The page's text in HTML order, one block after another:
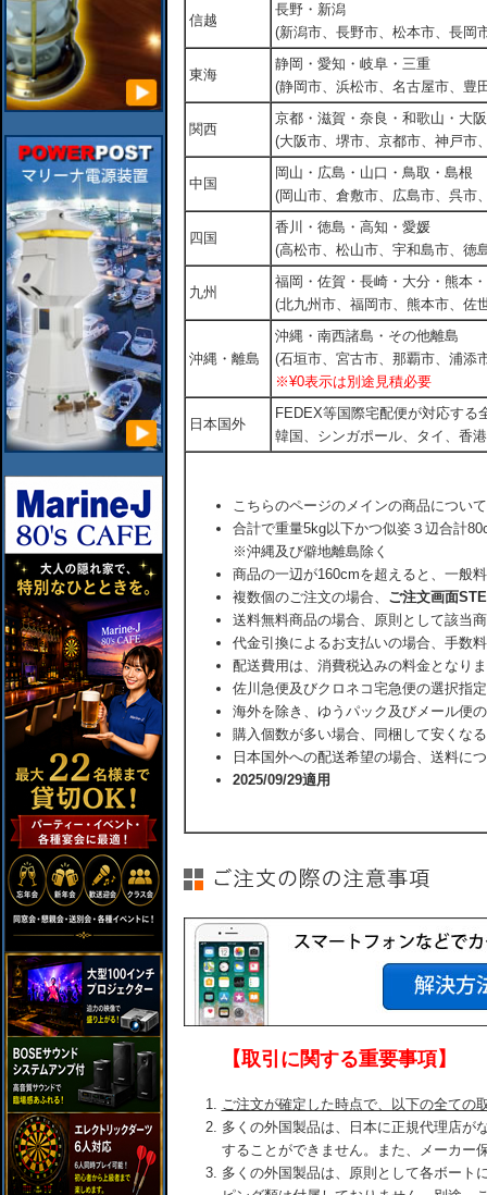
信越
長野・新潟
(新潟市、長野市、松本市、長岡
東海
静岡・愛知・岐阜・三重
(静岡市、浜松市、名古屋市、豊
関西
京都・滋賀・奈良・和歌山・大
(大阪市、堺市、京都市、神戸市
中国
岡山・広島・山口・鳥取・島根
(岡山市、倉敷市、広島市、呉市
四国
香川・徳島・高知・愛媛
(高松市、松山市、宇和島市、徳
九州
福岡・佐賀・長崎・大分・熊本
(北九州市、福岡市、熊本市、佐
沖縄・離島
沖縄・南西諸島・その他離島
(石垣市、宮古市、那覇市、浦添
※¥0表示は別途見積必要
日本国外
FEDEX等国際宅配便が対応す
韓国、シンガポール、タイ、香
こちらのページのメインの商品につい
合計で重量5kg以下かつ似姿３辺合計
※沖縄及び僻地離島除く
商品の一辺が160cmを超えると、一般
複数個のご注文の場合、 ご注文画面
送料無料商品の場合、原則として該当
代金引換によるお支払いの場合、手数
配送費用は、消費税込みの料金となり
佐川急便及びクロネコ宅急便の選択指
海外を除き、ゆうパック及びメール便
購入個数が多い場合、同梱して安くな
日本国外への配送希望の場合、送料に
2025/09/29適用
【取引に関する重要事項】
ご注文が確定した時点で、以下の全ての
多くの外国製品は、日本に正規代理店が
することができません。また、メーカー
多くの外国製品は、原則として各ボート